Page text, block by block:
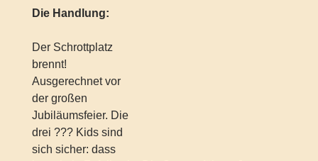
Die Handlung:
Der Schrottplatz
brennt!
Ausgerechnet vor
der großen
Jubiläumsfeier. Die
drei ??? Kids sind
sich sicher: dass